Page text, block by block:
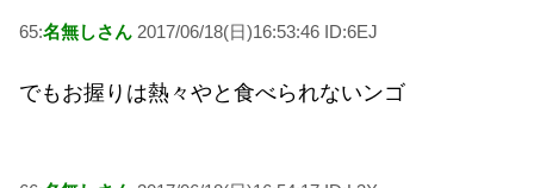
65:名無しさん 2017/06/18(日)16:53:46 ID:6EJ
でもお握りは熱々やと食べられないンゴ